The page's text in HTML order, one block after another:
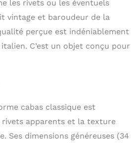
les rivets ou les éventuels
vintage et baroudeur de la
perçue est indéniablement
C’est un objet conçu pour
cabas classique est
rivets apparents et la texture
Ses dimensions généreuses (34